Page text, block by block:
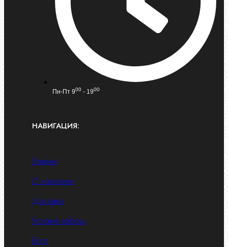
Пн-Пт 900 - 1900
НАВИГАЦИЯ:
Главная
О компании
Доставка
Условия работы
Блог